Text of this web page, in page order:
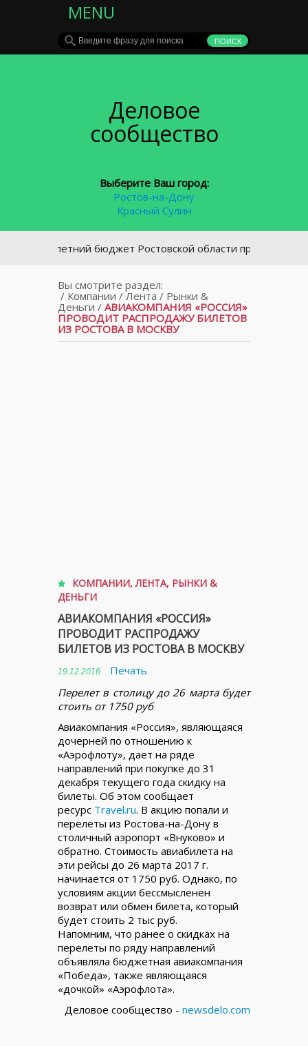
MENU
Деловое
сообщество
Выберите Ваш город:
Ростов-на-Дону
Красный Сулин
Трехлетний бюджет Ростовской области принят во втором
Вы смотрите раздел:
/ Компании /Лента / Рынки &
Деньги / АВИАКОМПАНИЯ «РОССИЯ»
ПРОВОДИТ РАСПРОДАЖУ БИЛЕТОВ
ИЗ РОСТОВА В МОСКВУ
КОМПАНИИ,ЛЕНТА, РЫНКИ &
ДЕНЬГИ
АВИАКОМПАНИЯ «РОССИЯ»
ПРОВОДИТ РАСПРОДАЖУ
БИЛЕТОВ ИЗ РОСТОВА В МОСКВУ
19.12.2016
Печать
Перелет в столицу до 26 марта будет
стоить от 1750 руб
Авиакомпания «Россия», являющаяся
дочерней по отношению к
«Аэрофлоту», дает на ряде
направлений при покупке до 31
декабря текущего года скидку на
билеты. Об этом сообщает
ресурс Travel.ru. В акцию попали и
перелеты из Ростова-на-Дону в
столичный аэропорт «Внуково» и
обратно. Стоимость авиабилета на
эти рейсы до 26 марта 2017 г.
начинается от 1750 руб. Однако, по
условиям акции бессмысленен
возврат или обмен билета, который
будет стоить 2 тыс руб.
Напомним, что ранее о скидках на
перелеты по ряду направлений
объявляла бюджетная авиакомпания
«Победа», также являющаяся
«дочкой» «Аэрофлота».
Деловое сообщество - newsdelo.com